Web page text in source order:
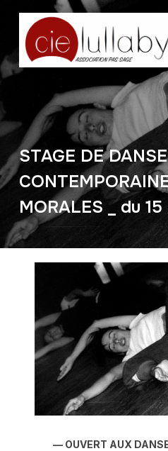
STAGE DE DANSE
MORALES _ du
— OUVERT AUX